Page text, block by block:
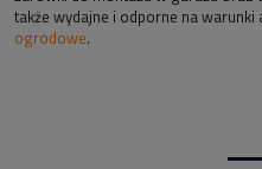
także wydajne i odporne na
ogrodowe.